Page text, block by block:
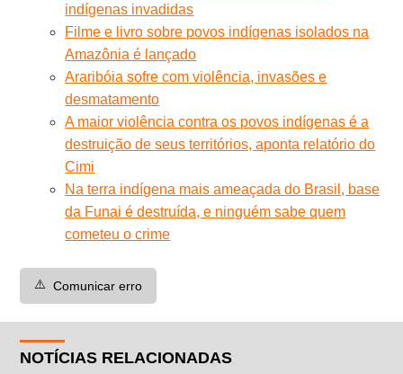
indígenas invadidas
Filme e livro sobre povos indígenas isolados na
Amazônia é lançado
Araribóia sofre com violência, invasões e
desmatamento
A maior violência contra os povos indígenas é a
destruição de seus territórios, aponta relatório do
Cimi
Na terra indígena mais ameaçada do Brasil, base
da Funai é destruída, e ninguém sabe quem
cometeu o crime
⚠️ Comunicar erro
NOTÍCIAS RELACIONADAS